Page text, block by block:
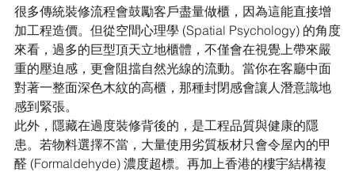
很多傳統裝修流程會鼓勵客戶盡量做櫃，因為這能直接增
加工程造價。但從空間心理學 (Spatial Psychology) 的角度
來看，過多的巨型頂天立地櫃體，不僅會在視覺上帶來嚴
重的壓迫感，更會阻擋自然光線的流動。當你在客廳中面
對著一整面深色木紋的高櫃，那種封閉感會讓人潛意識地
感到緊張。
此外，隱藏在過度裝修背後的，是工程品質與健康的隱
患。若物料選擇不當，大量使用劣質板材只會令屋內的甲
醛 (Formaldehyde) 濃度超標。再加上香港的樓宇結構複